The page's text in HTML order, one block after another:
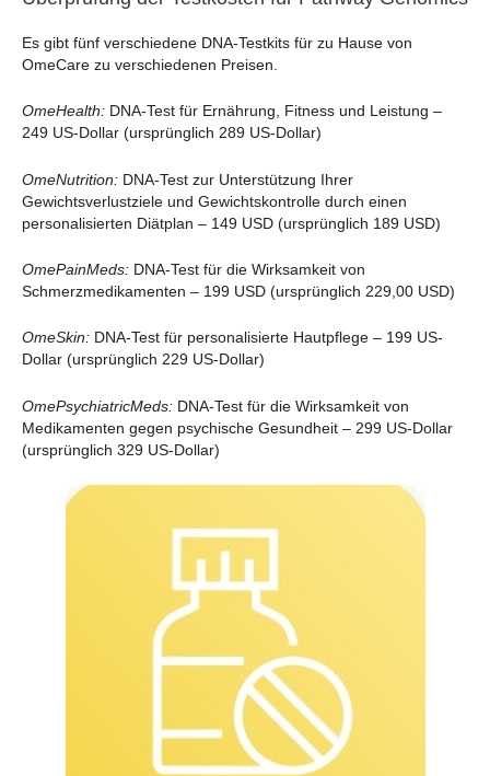
Es gibt fünf verschiedene DNA-Testkits für zu Hause von
OmeCare zu verschiedenen Preisen.
OmeHealth: DNA-Test für Ernährung, Fitness und Leistung –
249 US-Dollar (ursprünglich 289 US-Dollar)
OmeNutrition: DNA-Test zur Unterstützung Ihrer
Gewichtsverlustziele und Gewichtskontrolle durch einen
personalisierten Diätplan – 149 USD (ursprünglich 189 USD)
OmePainMeds: DNA-Test für die Wirksamkeit von
Schmerzmedikamenten – 199 USD (ursprünglich 229,00 USD)
OmeSkin: DNA-Test für personalisierte Hautpflege – 199 US-
Dollar (ursprünglich 229 US-Dollar)
OmePsychiatricMeds: DNA-Test für die Wirksamkeit von
Medikamenten gegen psychische Gesundheit – 299 US-Dollar
(ursprünglich 329 US-Dollar)